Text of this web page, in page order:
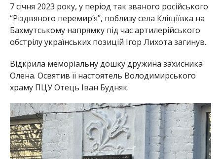
7 січня 2023 року, у період так званого російського
“Різдвяного перемир’я”, поблизу села Кліщіївка на
Бахмутському напрямку під час артилерійського
обстрілу українських позицій Ігор Лихота загинув.
Відкрила меморіальну дошку дружина захисника
Олена. Освятив її настоятель Володимирського
храму ПЦУ Отець Іван Будняк.